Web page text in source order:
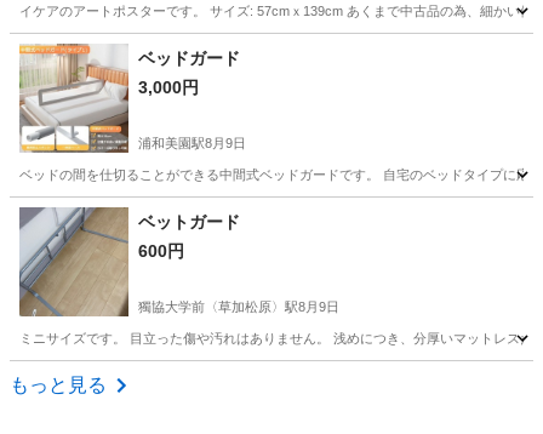
イケアのアートポスターです。 サイズ: 57cmｘ139cm あくまで中古品の為、細かい
埼玉 戸田市 戸田駅 インテリア雑貨/小物
ベッドガード
3,000円
浦和美園駅8月9日
ベッドの間を仕切ることができる中間式ベッドガードです。 自宅のベッドタイプに
埼玉 さいたま市 浦和美園駅
ベットガード
600円
獨協大学前〈草加松原〉駅8月9日
ミニサイズです。 目立った傷や汚れはありません。 浅めにつき、分厚いマットレス
埼玉 草加市
もっと見る